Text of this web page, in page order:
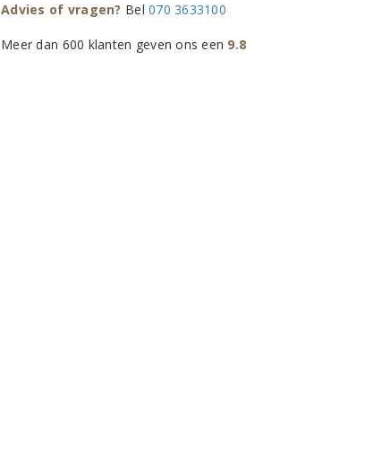
Advies of vragen? Bel070 3633100
Meer dan 600 klanten geven ons een 9.8